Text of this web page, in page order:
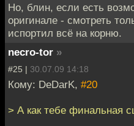
Но, блин, если есть
оригинале - смотреть
испортил всё на корню.
necro-tor »
#25 | 30.07.09 14:18
Кому: DeDarK, #20
> А как тебе финальная